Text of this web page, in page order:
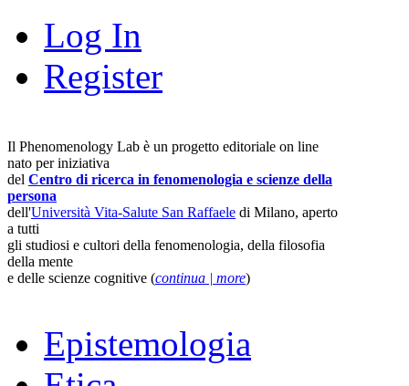
Log In
Register
Il Phenomenology Lab è un progetto editoriale on line
nato per iniziativa
del Centro di ricerca in fenomenologia e scienze della
persona
dell'Università Vita-Salute San Raffaele di Milano, aperto
a tutti
gli studiosi e cultori della fenomenologia, della filosofia
della mente
e delle scienze cognitive (continua | more)
Epistemologia